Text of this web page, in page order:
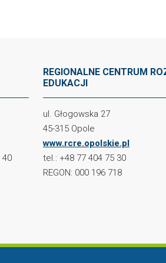
40
REGIONALNE CENTRUM
EDUKACJI
ul. Głogowska 27
45-315 Opole
www.rcre.opolskie.pl
tel.: +48 77 404 75 30
REGON: 000 196 718